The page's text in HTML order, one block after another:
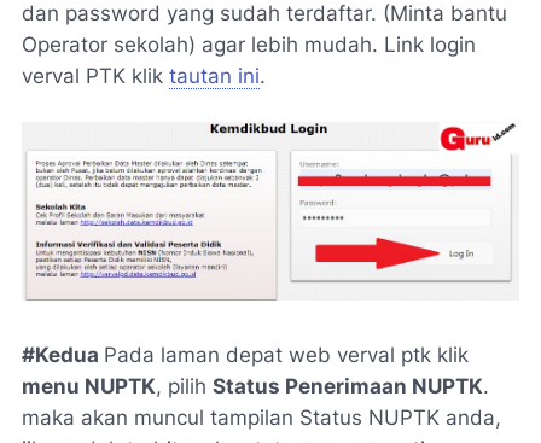
dan password yang sudah terdaftar. (Minta bantu
Operator sekolah) agar lebih mudah. Link login
verval PTK klik tautan ini.
#Kedua Pada laman depat web verval ptk klik
menu NUPTK, pilih Status Penerimaan NUPTK.
maka akan muncul tampilan Status NUPTK anda,